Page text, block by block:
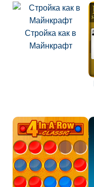
Стройка как в
Майнкрафт